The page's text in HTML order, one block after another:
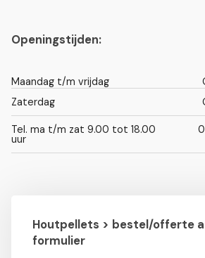
Openingstijden:
Maandag t/m vrijdag
Zaterdag
Tel. ma t/m zat 9.00 tot 18.00
uur
Houtpellets > bestel/offerte
formulier